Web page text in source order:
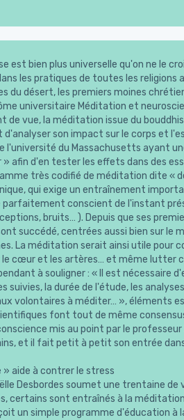
est bien plus universelle qu'on ne le
les pratiques de toutes les religions
du désert, les premiers moines
universitaire Méditation et
de vue, la méditation issue du
son impact sur le corps et
l'université du Massachusetts ayant
» afin d'en tester les effets dans des
très codifié de méditation dite «
qui exige un entraînement
conscient de l'instant
bruits… ). Depuis que ses
succédé, centrées aussi bien sur le
La méditation serait ainsi utile pour
cœur et les artères… et même lutter
à souligner : « Il est nécessaire
suivies, la durée de l'étude, les
volontaires à méditer… », éléments
font tout de même
mis au point par le
et il fait petit à petit son entrée
» aide à contrer le stress
Desbordes soumet une trentaine
certains sont entraînés à la
un simple programme d'éducation à